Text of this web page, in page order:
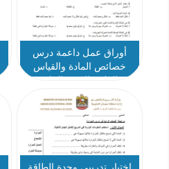
أوراق عمل داعمة درس
خصائص المادة والقياس